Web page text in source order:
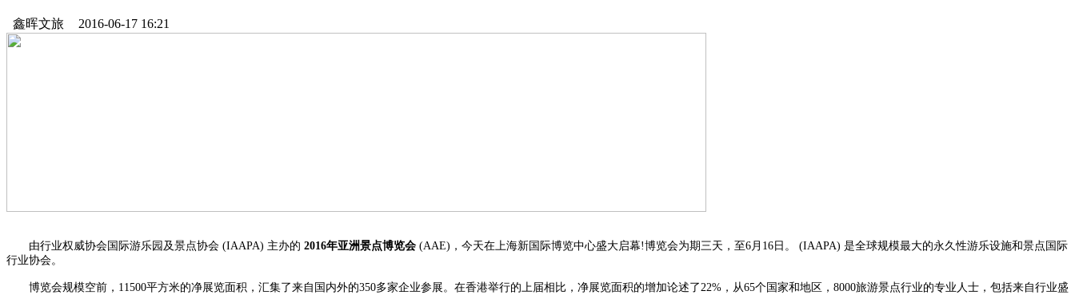
鑫晖文旅 2016-06-17 16:21
由行业权威协会国际游乐园及景点协会 (IAAPA) 主办的 2016年亚洲景点博览会 (AAE)，今天在上海新国际博览中心盛大启幕!博览会为期三天，至6月16日。 (IAAPA) 是全球规模最大的永久性游乐设施和景点国际
行业协会。
博览会规模空前，11500平方米的净展览面积，汇集了来自国内外的350多家企业参展。在香港举行的上届相比，净展览面积的增加论述了22%，从65个国家和地区，8000旅游景点行业的专业人士，包括来自行业盛